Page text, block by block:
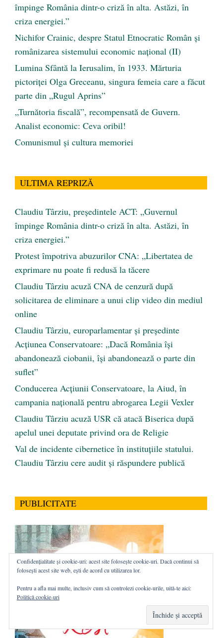
împinge România dintr-o criză în alta. Astăzi, în
criza energiei.”
Nichifor Crainic, despre Statul Etnocratic Român şi
românizarea sistemului economic naţional (II)
Lumina Sfântă la Ierusalim, în 1933. Mărturia
pictoriței Olga Greceanu, singura femeia care a făcut
parte din „Rugul Aprins”
„Turnătoria fiscală”, recompensată de Guvern.
Analist economic: Ceva oribil!
Comunismul şi cultura memoriei
ULTIMA REPRIZĂ
Claudiu Târziu, președintele ACT: „Guvernul
împinge România dintr-o criză în alta. Astăzi, în
criza energiei.”
Protest împotriva abuzurilor CNA: „Libertatea de
exprimare nu poate fi redusă la tăcere
Claudiu Târziu acuză CNA de cenzură după
solicitarea de eliminare a unui clip video din mediul
online
Claudiu Târziu, europarlamentar și președinte
Acțiunea Conservatoare: „Dacă România își
abandonează ciobanii, își abandonează o parte din
suflet”
Conducerea Acțiunii Conservatoare, la Aiud, în
campania națională pentru abrogarea Legii Vexler
Claudiu Târziu acuză USR că atacă Biserica după
apelul unei deputate privind ora de Religie
Val de incidente cibernetice în instituțiile statului.
Claudiu Târziu cere audit și răspundere publică
PUBLICITATE
Confidențialitate și cookie-uri: acest site folosește cookie-uri. Dacă continui să
folosești acest site web, ești de acord cu utilizarea lor.
Pentru a afla mai multe, inclusiv cum să controlezi cookie-urile, uită-te aici:
Politică cookie-uri